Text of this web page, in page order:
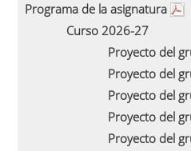
Programa de la asignatura
Curso 2026-27
Proyecto del
Proyecto del
Proyecto del
Proyecto del
Proyecto del